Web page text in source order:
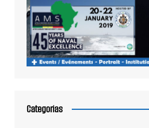
Categorias